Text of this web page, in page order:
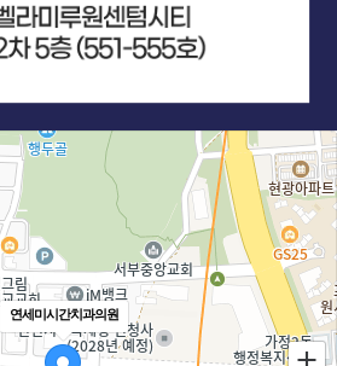
연세미시간치과의원